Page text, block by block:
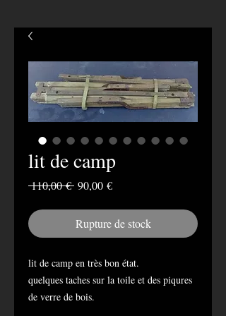
lit de camp
110,00 € Prix
90,00 €Prix
Rupture de stock
lit de camp en très bon état.
quelques taches sur la toile et des piqures
de verre de bois.